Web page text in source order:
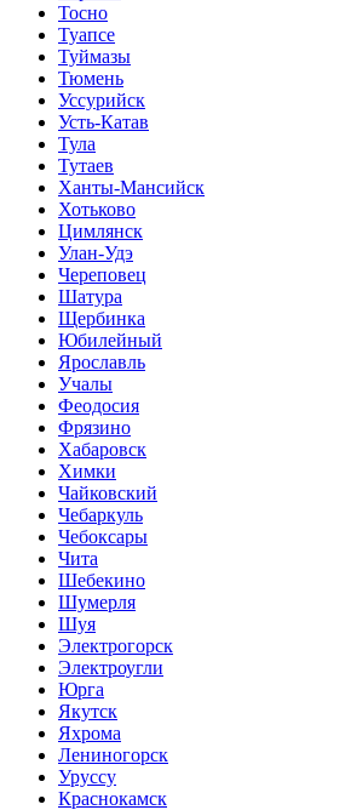
Тосно
Туапсе
Туймазы
Тюмень
Уссурийск
Усть-Катав
Тула
Тутаев
Ханты-Мансийск
Хотьково
Цимлянск
Улан-Удэ
Череповец
Шатура
Щербинка
Юбилейный
Ярославль
Учалы
Феодосия
Фрязино
Хабаровск
Химки
Чайковский
Чебаркуль
Чебоксары
Чита
Шебекино
Шумерля
Шуя
Электрогорск
Электроугли
Юрга
Якутск
Яхрома
Лениногорск
Уруссу
Краснокамск